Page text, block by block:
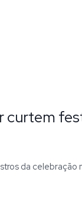
curtem
da celebração